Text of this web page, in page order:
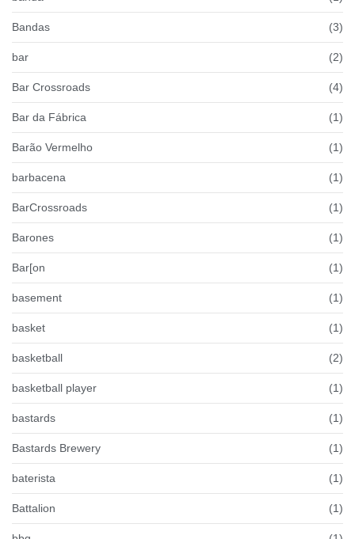
Bandas (3)
bar (2)
Bar Crossroads (4)
Bar da Fábrica (1)
Barão Vermelho (1)
barbacena (1)
BarCrossroads (1)
Barones (1)
Bar[on (1)
basement (1)
basket (1)
basketball (2)
basketball player (1)
bastards (1)
Bastards Brewery (1)
baterista (1)
Battalion (1)